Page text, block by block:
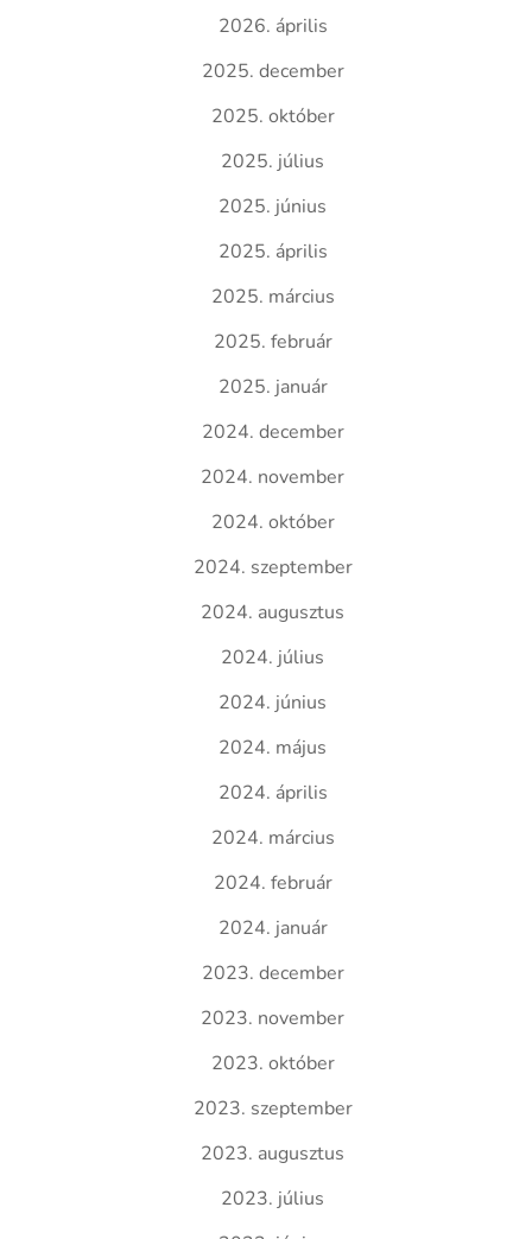
2026. április
2025. december
2025. október
2025. július
2025. június
2025. április
2025. március
2025. február
2025. január
2024. december
2024. november
2024. október
2024. szeptember
2024. augusztus
2024. július
2024. június
2024. május
2024. április
2024. március
2024. február
2024. január
2023. december
2023. november
2023. október
2023. szeptember
2023. augusztus
2023. július